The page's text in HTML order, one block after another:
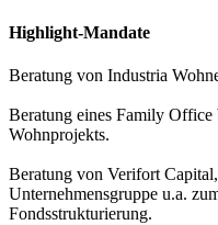
Highlight-Mandate
Beratung von Industria
Beratung eines Family
Wohnprojekts.
Beratung von Verifort
Unternehmensgruppe u.a.
Fondsstrukturierung.